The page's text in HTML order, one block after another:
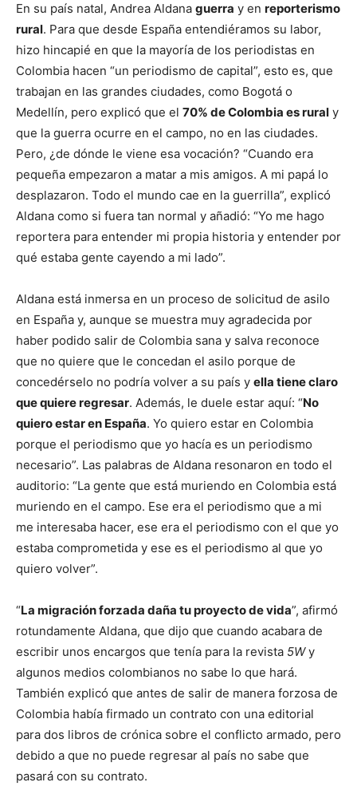
En su país natal, Andrea Aldana guerra y en reporterismo
rural. Para que desde España entendiéramos su labor,
hizo hincapié en que la mayoría de los periodistas en
Colombia hacen “un periodismo de capital”, esto es, que
trabajan en las grandes ciudades, como Bogotá o
Medellín, pero explicó que el 70% de Colombia es rural y
que la guerra ocurre en el campo, no en las ciudades.
Pero, ¿de dónde le viene esa vocación? “Cuando era
pequeña empezaron a matar a mis amigos. A mi papá lo
desplazaron. Todo el mundo cae en la guerrilla”, explicó
Aldana como si fuera tan normal y añadió: “Yo me hago
reportera para entender mi propia historia y entender por
qué estaba gente cayendo a mi lado”.
Aldana está inmersa en un proceso de solicitud de asilo
en España y, aunque se muestra muy agradecida por
haber podido salir de Colombia sana y salva reconoce
que no quiere que le concedan el asilo porque de
concedérselo no podría volver a su país y ella tiene claro
que quiere regresar. Además, le duele estar aquí: “No
quiero estar en España. Yo quiero estar en Colombia
porque el periodismo que yo hacía es un periodismo
necesario”. Las palabras de Aldana resonaron en todo el
auditorio: “La gente que está muriendo en Colombia está
muriendo en el campo. Ese era el periodismo que a mi
me interesaba hacer, ese era el periodismo con el que yo
estaba comprometida y ese es el periodismo al que yo
quiero volver”.
“La migración forzada daña tu proyecto de vida”, afirmó
rotundamente Aldana, que dijo que cuando acabara de
escribir unos encargos que tenía para la revista 5Wy
algunos medios colombianos no sabe lo que hará.
También explicó que antes de salir de manera forzosa de
Colombia había firmado un contrato con una editorial
para dos libros de crónica sobre el conflicto armado, pero
debido a que no puede regresar al país no sabe que
pasará con su contrato.